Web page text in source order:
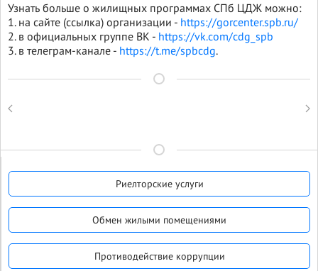
Узнать больше о жилищных программах СПб ЦДЖ можно:
1. на сайте (ссылка) организации - https://gorcenter.spb.ru/
2. в официальных группе ВК - https://vk.com/cdg_spb
3. в телеграм-канале - https://t.me/spbcdg.
Риелторские услуги
Обмен жилыми помещениями
Противодействие коррупции